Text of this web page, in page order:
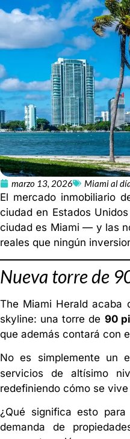
marzo 13, 2026 Miami al
El mercado inmobiliario
ciudad en Estados
ciudad es Miami — y las
reales que ningún
Nueva torre de
The Miami Herald acaba
skyline: una torre de 90
que además contará con
No es simplemente un
servicios de altísimo
redefiniendo cómo se
¿Qué significa esto
demanda de